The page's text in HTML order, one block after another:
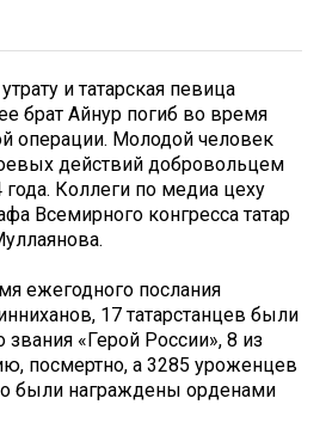
и татарская певица
брат Айнур погиб во время
операции. Молодой человек
действий добровольцем
Коллеги по медиа цеху
Всемирного конгресса татар
ежегодного послания
17 татарстанцев были
«Герой России», 8 из
посмертно, а 3285 уроженцев
были награждены орденами